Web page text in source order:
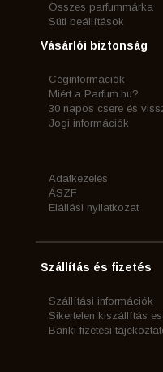
Összes parfummárka
Süti beállítások
Vásárlói biztonság
Céginformációk
Miért a Parfum.hu?
30 napos csere és
Jogi információk
Adatkezelés
ÁSZF
Elállási nyilatkozat
Szállítás és fizetés
Szállítási információk
Sikertelen kiszállítás
Banki fizetési